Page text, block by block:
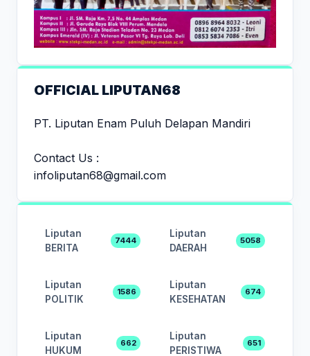
OFFICIAL LIPUTAN68
PT. Liputan Enam Puluh Delapan Mandiri
Contact Us :
infoliputan68@gmail.com
Liputan
BERITA
7444
Liputan
DAERAH
5058
Liputan
POLITIK
1586
Liputan
KESEHATAN
674
Liputan
HUKUM
662
Liputan
PERISTIWA
651